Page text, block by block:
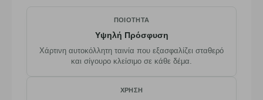
ΠΟΙΌΤΗΤΑ
Υψηλή Πρόσφυση
Χάρτινη αυτοκόλλητη ταινία που εξασφαλίζει σταθερό
και σίγουρο κλείσιμο σε κάθε δέμα.
ΧΡΉΣΗ